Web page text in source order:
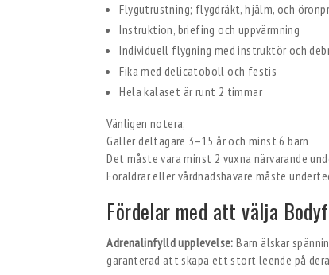
Flygutrustning; flygdräkt, hjälm, och
Instruktion, briefing och uppvärmning
Individuell flygning med instruktör och
Fika med delicatoboll och festis
Hela kalaset är runt 2 timmar
Vänligen notera;
Gäller deltagare 3–15 år och minst 6 barn
Det måste vara minst 2 vuxna närvarande
Föräldrar eller vårdnadshavare måste
Fördelar med att välja
Adrenalinfylld upplevelse: Barn älskar
garanterad att skapa ett stort leende på